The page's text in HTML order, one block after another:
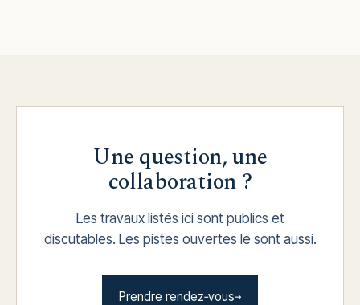
Une question, une
collaboration ?
Les travaux listés ici sont publics et
discutables. Les pistes ouvertes le sont aussi.
Prendre rendez‑vous